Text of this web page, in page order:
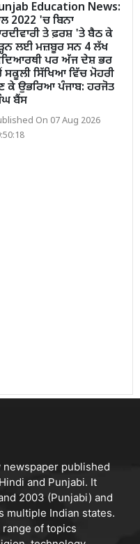
Education News:
2022 'ਚ ਬਿਨਾ
ਤੇ ਫ਼ਰਸ਼ 'ਤੇ ਬੈਠ ਕੇ
ਲਈ ਮਜ਼ਬੂਰ ਸਨ 4 ਲੱਖ
ਪਰ ਅੱਜ ਦੇਸ਼ ਭਰ
ਸਕੂਲੀ ਸਿੱਖਿਆ ਵਿੱਚ ਮੋਹਰੀ
ਕੇ ਉਭਰਿਆ ਪੰਜਾਬ: ਹਰਜੋਤ
ਬੈਂਸ
On 07 Aug 2026
newspaper published
and Punjabi. It
2003 (Punjabi) and
multiple Indian states.
of topics